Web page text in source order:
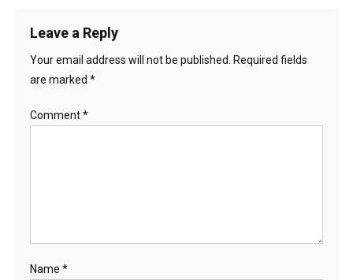
Leave a Reply
Your email address will not be published. Required fields
are marked *
Comment*
Name *